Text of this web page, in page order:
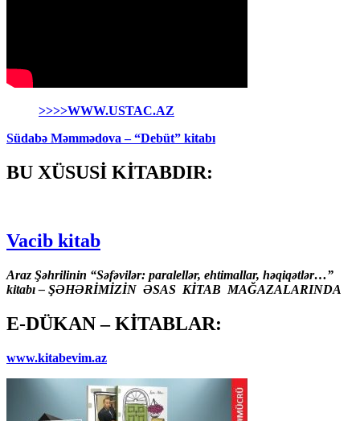
>>>>WWW.USTAC.AZ
Südabə Məmmədova – “Debüt” kitabı
BU XÜSUSİ KİTABDIR:
Vacib kitab
Araz Şəhrilinin “Səfəvilər: paralellər, ehtimallar, həqiqətlər…”
kitabı – ŞƏHƏRİMİZİN ƏSAS KİTAB MAĞAZALARINDA
E-DÜKAN – KİTABLAR:
www.kitabevim.az